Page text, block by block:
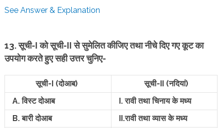
See Answer & Explanation
13. सूची-I को सूची-II से सुमेलित कीजिए तथा नीचे दिए गए कूट का
उपयोग करते हुए सही उत्तर चुनिए-
सूची-I (दोआब)
सूची-II (नदियां)
A. विस्ट दोआब
I. रावी तथा चिनाय के मध्य
B. बारी दोआब
II.रावी तथा व्यास के मध्य